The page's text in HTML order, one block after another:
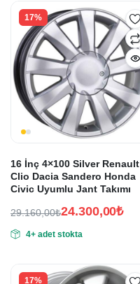
26.800,00₺.
17%
16 İnç 4×100 Silver Renault
Clio Dacia Sandero Honda
Civic Uyumlu Jant Takımı
29.160,00₺
fiyat:
24.300,00₺
andaki
24.300,00₺.
4+ adet stokta
17%